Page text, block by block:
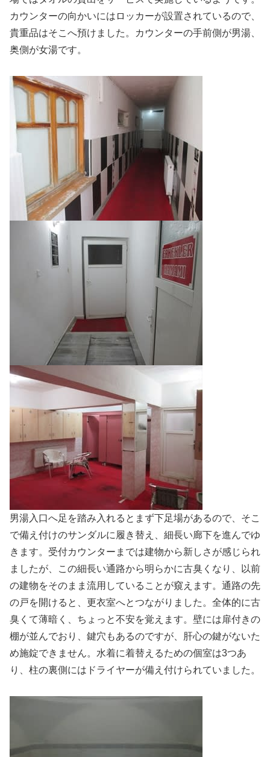
カウンターの向かいにはロッカーが設置されているので、
貴重品はそこへ預けました。カウンターの手前側が男湯、
奥側が女湯です。
男湯入口へ足を踏み入れるとまず下足場があるので、そこ
で備え付けのサンダルに履き替え、細長い廊下を進んでゆ
きます。受付カウンターまでは建物から新しさが感じられ
ましたが、この細長い通路から明らかに古臭くなり、以前
の建物をそのまま流用していることが窺えます。通路の先
の戸を開けると、更衣室へとつながりました。全体的に古
臭くて薄暗く、ちょっと不安を覚えます。壁には扉付きの
棚が並んでおり、鍵穴もあるのですが、肝心の鍵がないた
め施錠できません。水着に着替えるための個室は3つあ
り、柱の裏側にはドライヤーが備え付けられていました。